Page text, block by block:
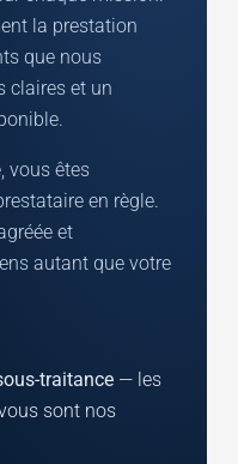
la prestation
que nous
claires et un
vous êtes
en règle.
et
autant que votre
traitance — les
sont nos